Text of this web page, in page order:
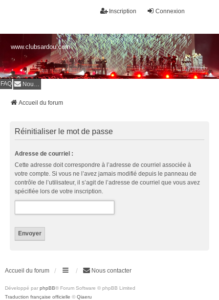
Connexion
Inscription
www.clubsardou.com
FAQ Nous contacter
Accueil du forum
Réinitialiser le mot de passe
Adresse de courriel :
Cette adresse doit correspondre à l’adresse de courriel associée à
votre compte. Si vous ne l’avez jamais modifié depuis le panneau de
contrôle de l’utilisateur, il s’agit de l’adresse de courriel que vous avez
spécifiée lors de votre inscription.
Accueil du forum Nous contacter
Développé par phpBB® Forum Software © phpBB Limited
Traduction française officielle © Qiaeru